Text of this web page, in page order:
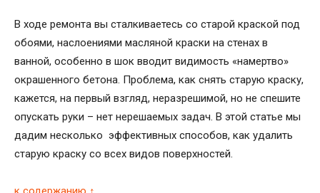
В ходе ремонта вы сталкиваетесь со старой краской под
обоями, наслоениями масляной краски на стенах в
ванной, особенно в шок вводит видимость «намертво»
окрашенного бетона. Проблема, как снять старую краску,
кажется, на первый взгляд, неразрешимой, но не спешите
опускать руки – нет нерешаемых задач. В этой статье мы
дадим несколько эффективных способов, как удалить
старую краску со всех видов поверхностей.